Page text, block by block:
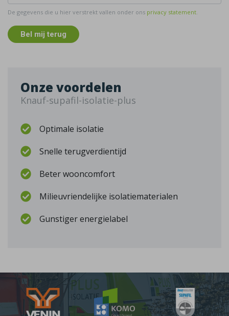
De gegevens die u hier verstrekt vallen onder ons privacy statement.
Bel mij terug
Onze voordelen
Knauf-supafil-isolatie-plus
Optimale isolatie
Snelle terugverdientijd
Beter wooncomfort
Milieuvriendelijke isolatiematerialen
Gunstiger energielabel